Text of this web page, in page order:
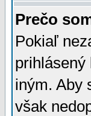
Prečo
Pokiaľ
prihlásený
iným. Aby
však